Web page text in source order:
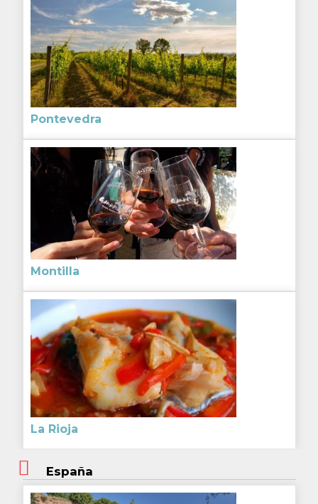
Pontevedra
Montilla
La Rioja
España